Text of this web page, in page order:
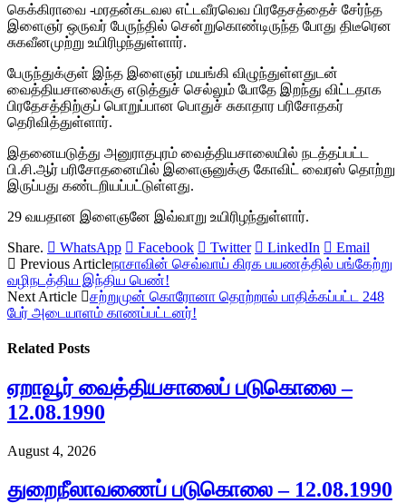
கெக்கிராவை -மரதன்கடவல எட்டவீரவெவ பிரதேசத்தைச் சேர்ந்த
இளைஞர் ஒருவர் பேருந்தில் சென்றுகொண்டிருந்த போது திடீரென
சுகவீனமுற்று உயிரிழந்துள்ளார்.
பேருந்துக்குள் இந்த இளைஞர் மயங்கி விழுந்துள்ளதுடன்
வைத்தியசாலைக்கு எடுத்துச் செல்லும் போதே இறந்து விட்டதாக
பிரதேசத்திற்குப் பொறுப்பான பொதுச் சுகாதார பரிசோதகர்
தெரிவித்துள்ளார்.
இதனையடுத்து அனுராதபுரம் வைத்தியசாலையில் நடத்தப்பட்ட
பி.சி.ஆர் பரிசோதனையில் இளைஞனுக்கு கோவிட் வைரஸ் தொற்று
இருப்பது கண்டறியப்பட்டுள்ளது.
29 வயதான இளைஞனே இவ்வாறு உயிரிழந்துள்ளார்.
Share.
WhatsApp Facebook Twitter LinkedIn
Email
Previous Articleநாசாவின் செவ்வாய் கிரக பயணத்தில் பங்கேற்று
வழிநடத்திய இந்திய பெண்!
Next Article
சற்றுமுன் கொரோனா தொற்றால் பாதிக்கப்பட்ட 248
பேர் அடையாளம் காணப்பட்டனர்!
Related Posts
ஏறாவூர் வைத்தியசாலைப் படுகொலை –
12.08.1990
August 4, 2026
துறைநீலாவணைப் படுகொலை – 12.08.1990